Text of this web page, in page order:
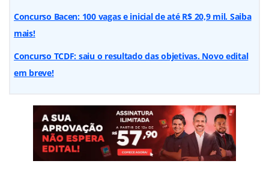
Concurso Bacen: 100 vagas e inicial de até R$ 20,9 mil. Saiba
mais!
Concurso TCDF: saiu o resultado das objetivas. Novo edital
em breve!